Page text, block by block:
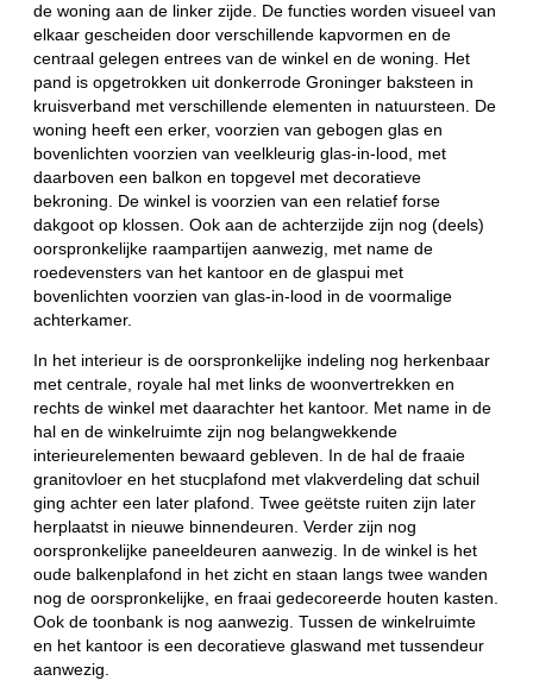
de woning aan de linker zijde. De functies worden visueel van
elkaar gescheiden door verschillende kapvormen en de
centraal gelegen entrees van de winkel en de woning. Het
pand is opgetrokken uit donkerrode Groninger baksteen in
kruisverband met verschillende elementen in natuursteen. De
woning heeft een erker, voorzien van gebogen glas en
bovenlichten voorzien van veelkleurig glas-in-lood, met
daarboven een balkon en topgevel met decoratieve
bekroning. De winkel is voorzien van een relatief forse
dakgoot op klossen. Ook aan de achterzijde zijn nog (deels)
oorspronkelijke raampartijen aanwezig, met name de
roedevensters van het kantoor en de glaspui met
bovenlichten voorzien van glas-in-lood in de voormalige
achterkamer.
In het interieur is de oorspronkelijke indeling nog herkenbaar
met centrale, royale hal met links de woonvertrekken en
rechts de winkel met daarachter het kantoor. Met name in de
hal en de winkelruimte zijn nog belangwekkende
interieurelementen bewaard gebleven. In de hal de fraaie
granitovloer en het stucplafond met vlakverdeling dat schuil
ging achter een later plafond. Twee geëtste ruiten zijn later
herplaatst in nieuwe binnendeuren. Verder zijn nog
oorspronkelijke paneeldeuren aanwezig. In de winkel is het
oude balkenplafond in het zicht en staan langs twee wanden
nog de oorspronkelijke, en fraai gedecoreerde houten kasten.
Ook de toonbank is nog aanwezig. Tussen de winkelruimte
en het kantoor is een decoratieve glaswand met tussendeur
aanwezig.